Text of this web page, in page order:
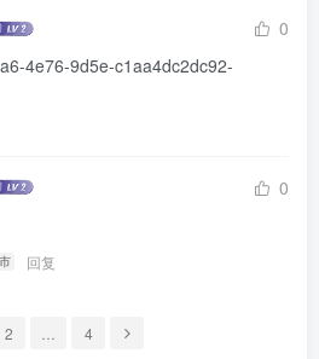
0
4e76-9d5e-c1aa4dc2dc92-
0
回复
2 4